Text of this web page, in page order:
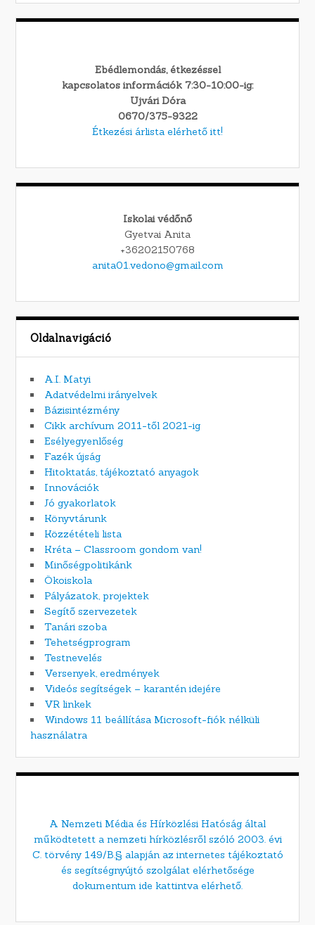
Ebédlemondás, étkezéssel
kapcsolatos információk 7:30-10:00-ig:
Ujvári Dóra
0670/375-9322
Étkezési árlista elérhető itt!
Iskolai védőnő
Gyetvai Anita
+36202150768
anita01.vedono@gmail.com
Oldalnavigáció
A.I. Matyi
Adatvédelmi irányelvek
Bázisintézmény
Cikk archívum 2011-től 2021-ig
Esélyegyenlőség
Fazék újság
Hitoktatás, tájékoztató anyagok
Innovációk
Jó gyakorlatok
Könyvtárunk
Közzétételi lista
Kréta – Classroom gondom van!
Minőségpolitikánk
Ökoiskola
Pályázatok, projektek
Segítő szervezetek
Tanári szoba
Tehetségprogram
Testnevelés
Versenyek, eredmények
Videós segítségek – karantén idejére
VR linkek
Windows 11 beállítása Microsoft-fiók nélküli
használatra
A Nemzeti Média és Hírközlési Hatóság által
működtetett a nemzeti hírközlésről szóló 2003. évi
C. törvény 149/B.§ alapján az internetes tájékoztató
és segítségnyújtó szolgálat elérhetősége
dokumentum ide kattintva elérhető.